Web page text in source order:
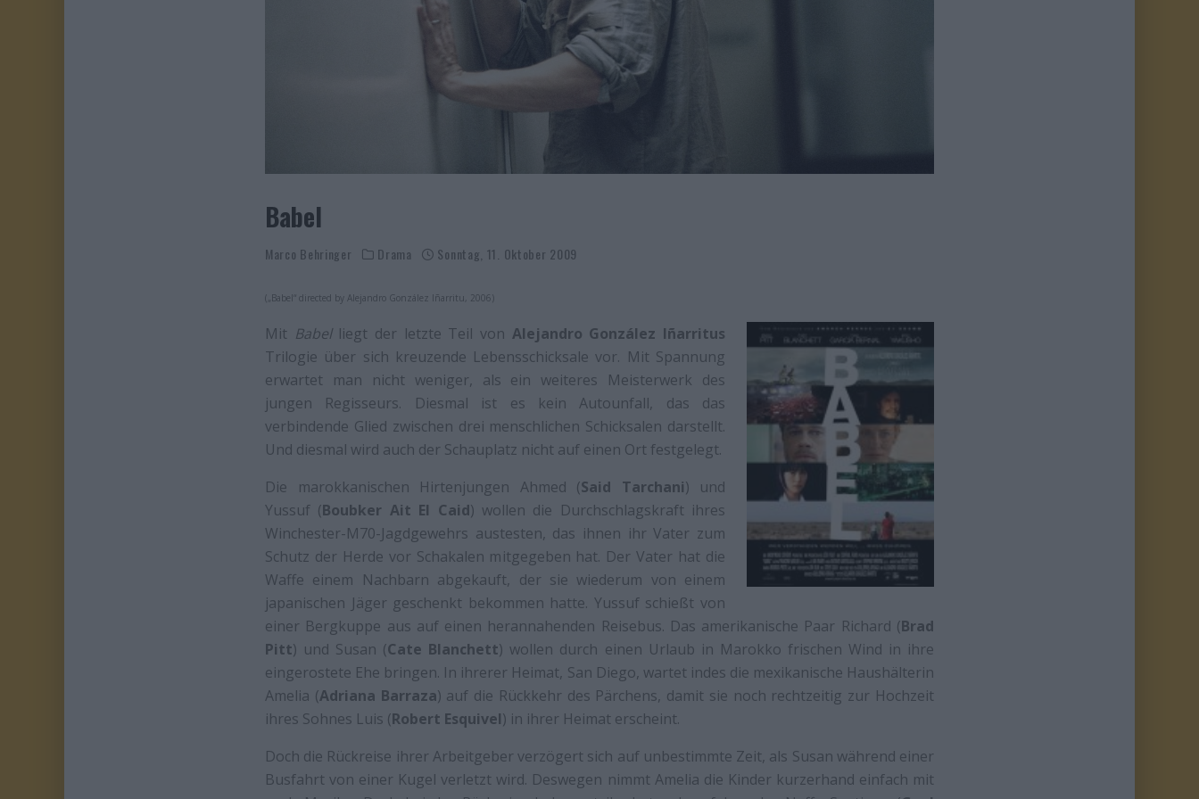
Babel
Marco Behringer Drama Sonntag, 11. Oktober 2009
(„Babel“ directed by Alejandro González Iñarritu, 2006)
Mit Babelliegt der letzte Teil von Alejandro González Iñarritus
Trilogie über sich kreuzende Lebensschicksale vor. Mit Spannung
erwartet man nicht weniger, als ein weiteres Meisterwerk des
jungen Regisseurs. Diesmal ist es kein Autounfall, das das
verbindende Glied zwischen drei menschlichen Schicksalen darstellt.
Und diesmal wird auch der Schauplatz nicht auf einen Ort festgelegt.
Die marokkanischen Hirtenjungen Ahmed (Said Tarchani) und
Yussuf (Boubker Ait El Caid) wollen die Durchschlagskraft ihres
Winchester-M70-Jagdgewehrs austesten, das ihnen ihr Vater zum
Schutz der Herde vor Schakalen mitgegeben hat. Der Vater hat die
Waffe einem Nachbarn abgekauft, der sie wiederum von einem
japanischen Jäger geschenkt bekommen hatte. Yussuf schießt von
einer Bergkuppe aus auf einen herannahenden Reisebus. Das amerikanische Paar Richard (Brad
Pitt) und Susan (Cate Blanchett) wollen durch einen Urlaub in Marokko frischen Wind in ihre
eingerostete Ehe bringen. In ihrerer Heimat, San Diego, wartet indes die mexikanische Haushälterin
Amelia (Adriana Barraza) auf die Rückkehr des Pärchens, damit sie noch rechtzeitig zur Hochzeit
ihres Sohnes Luis (Robert Esquivel) in ihrer Heimat erscheint.
Doch die Rückreise ihrer Arbeitgeber verzögert sich auf unbestimmte Zeit, als Susan während einer
Busfahrt von einer Kugel verletzt wird. Deswegen nimmt Amelia die Kinder kurzerhand einfach mit